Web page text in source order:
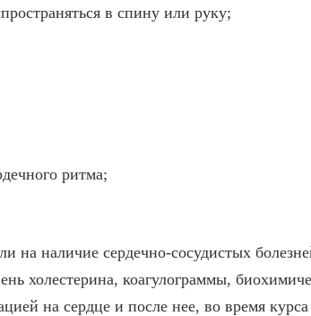
в спину или руку;
ритма;
на наличие сердечно-сосудистых
холестерина, коагулограммы,
на сердце и после нее, во время